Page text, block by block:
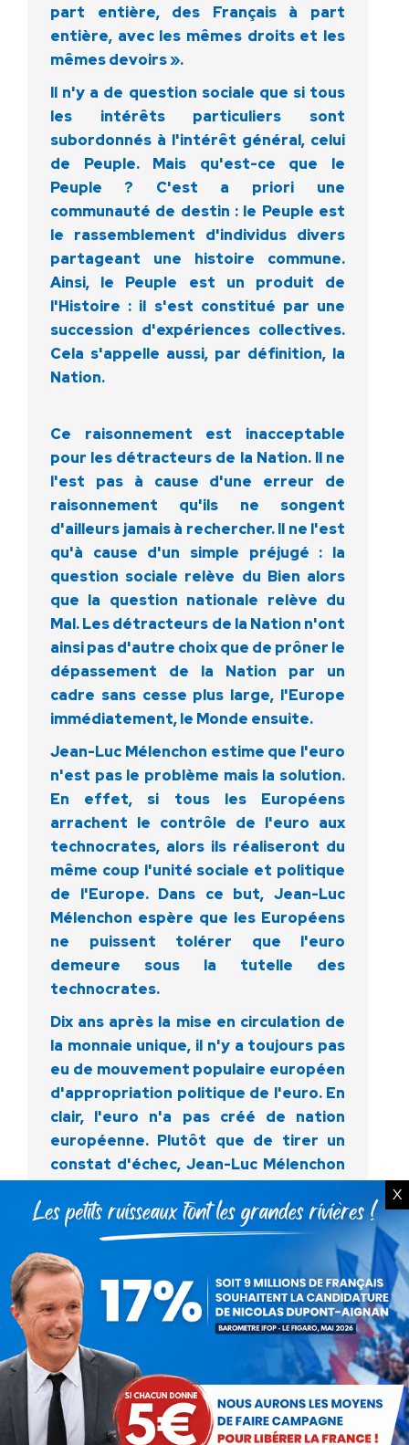
part entière, des Français à part
entière, avec les mêmes droits et les
mêmes devoirs ».
Il n'y a de question sociale que si tous
les intérêts particuliers sont
subordonnés à l'intérêt général, celui
de Peuple. Mais qu'est-ce que le
Peuple ? C'est a priori une
communauté de destin : le Peuple est
le rassemblement d'individus divers
partageant une histoire commune.
Ainsi, le Peuple est un produit de
l'Histoire : il s'est constitué par une
succession d'expériences collectives.
Cela s'appelle aussi, par définition, la
Nation.
Ce raisonnement est inacceptable
pour les détracteurs de la Nation. Il ne
l'est pas à cause d'une erreur de
raisonnement qu'ils ne songent
d'ailleurs jamais à rechercher. Il ne l'est
qu'à cause d'un simple préjugé : la
question sociale relève du Bien alors
que la question nationale relève du
Mal. Les détracteurs de la Nation n'ont
ainsi pas d'autre choix que de prôner le
dépassement de la Nation par un
cadre sans cesse plus large, l'Europe
immédiatement, le Monde ensuite.
Jean-Luc Mélenchon estime que l'euro
n'est pas le problème mais la solution.
En effet, si tous les Européens
arrachent le contrôle de l'euro aux
technocrates, alors ils réaliseront du
même coup l'unité sociale et politique
de l'Europe. Dans ce but, Jean-Luc
Mélenchon espère que les Européens
ne puissent tolérer que l'euro
demeure sous la tutelle des
technocrates.
Dix ans après la mise en circulation de
la monnaie unique, il n'y a toujours pas
eu de mouvement populaire européen
d'appropriation politique de l'euro. En
clair, l'euro n'a pas créé de nation
européenne. Plutôt que de tirer un
constat d'échec, Jean-Luc Mélenchon
continuant d'espérer le surgissement
de ce mouvement populaire européen.
« La frontière, voilà l'ennemi! ». Les
adversaires de la Nation condamnent
les frontières en ce qu'elles séparent
et opposent les êtres humains. La
frontière serait donc l'ennemi
suprême de la Fraternité ! La
Fraternité est le moteur de la
question sociale. Elle suppose ainsi une
X